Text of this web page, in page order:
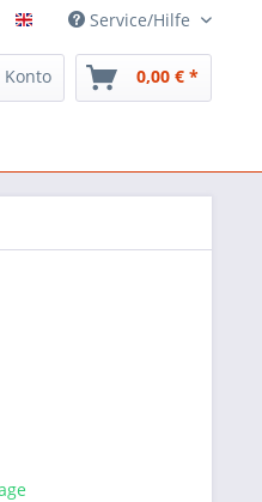
Service/Hilfe
Konto 0,00 € *